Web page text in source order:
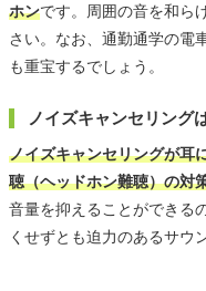
ホンです。周囲の音を和ら
さい。なお、通勤通学の電
も重宝するでしょう。
ノイズキャンセリング
ノイズキャンセリングが耳
聴（ヘッドホン難聴）の対
音量を抑えることができる
くせずとも迫力のあるサウ